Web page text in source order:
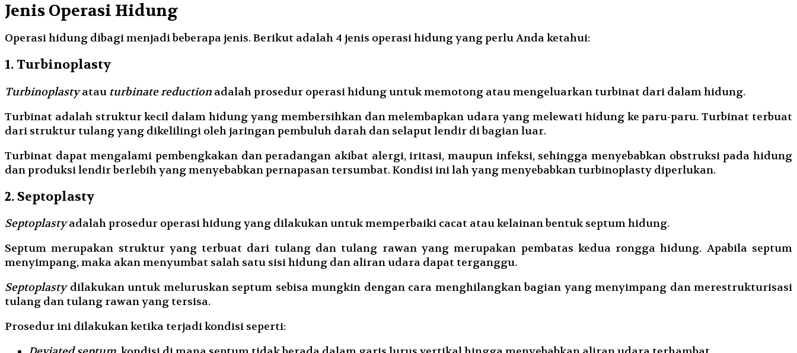
Jenis Operasi Hidung
Operasi hidung dibagi menjadi beberapa jenis. Berikut adalah 4 jenis operasi hidung yang perlu Anda ketahui:
1. Turbinoplasty
Turbinoplastyatau turbinate reduction adalah prosedur operasi hidung untuk memotong atau mengeluarkan turbinat dari dalam hidung.
Turbinat adalah struktur kecil dalam hidung yang membersihkan dan melembapkan udara yang melewati hidung ke paru-paru. Turbinat terbuat
dari struktur tulang yang dikelilingi oleh jaringan pembuluh darah dan selaput lendir di bagian luar.
Turbinat dapat mengalami pembengkakan dan peradangan akibat alergi, iritasi, maupun infeksi, sehingga menyebabkan obstruksi pada hidung
dan produksi lendir berlebih yang menyebabkan pernapasan tersumbat. Kondisi ini lah yang menyebabkan turbinoplasty diperlukan.
2. Septoplasty
Septoplastyadalah prosedur operasi hidung yang dilakukan untuk memperbaiki cacat atau kelainan bentuk septum hidung.
Septum merupakan struktur yang terbuat dari tulang dan tulang rawan yang merupakan pembatas kedua rongga hidung. Apabila septum
menyimpang, maka akan menyumbat salah satu sisi hidung dan aliran udara dapat terganggu.
Septoplastydilakukan untuk meluruskan septum sebisa mungkin dengan cara menghilangkan bagian yang menyimpang dan merestrukturisasi
tulang dan tulang rawan yang tersisa.
Prosedur ini dilakukan ketika terjadi kondisi seperti: